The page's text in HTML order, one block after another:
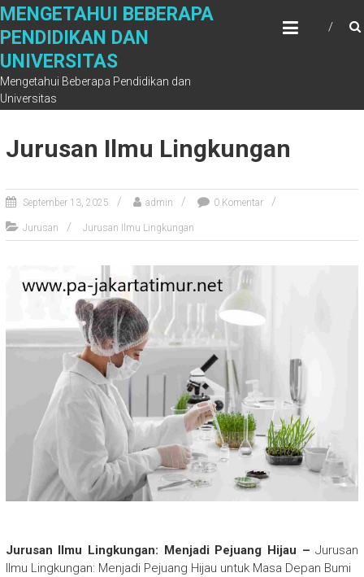
Skip
content
MENGETAHUI BEBERAPA
PENDIDIKAN DAN
UNIVERSITAS
Mengetahui Beberapa Pendidikan dan
Universitas
Jurusan Ilmu Lingkungan
September 13, 2025 admin 0 Komentar
Jurusan Jurusan Ilmu Lingkungan
Jurusan Ilmu Lingkungan: Menjadi Pejuang Hijau –Jurusan
Ilmu Lingkungan: Menjadi Pejuang Hijau untuk Masa Depan Bumi